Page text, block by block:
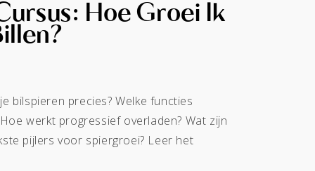
Hoe Groei Ik
bilspieren precies? Welke functies
werkt progressief overladen? Wat zijn
pijlers voor spiergroei? Leer het